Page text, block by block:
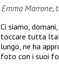
Emma Marrone,
Ci siamo,
toccare tutta
lungo, ne ha
foto con i suoi